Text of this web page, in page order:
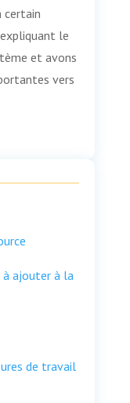
certain
le
et avons
vers
ajouter à la
de travail